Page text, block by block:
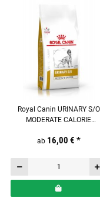
Royal Canin URINARY S/O
MODERATE CALORIE
ab 16,00 € *